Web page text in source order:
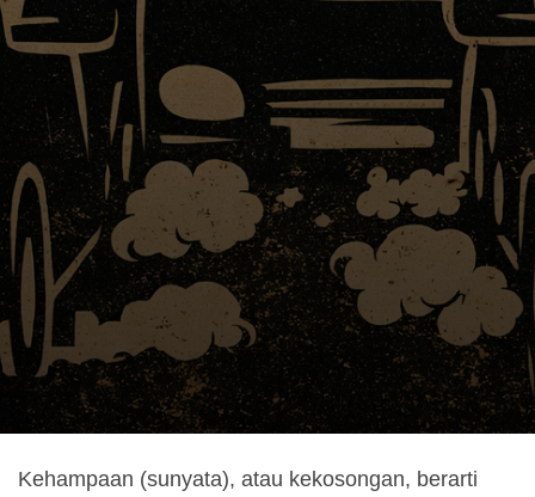
Kehampaan (sunyata), atau kekosongan, berarti